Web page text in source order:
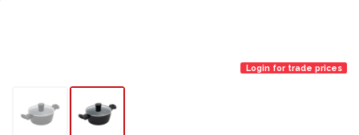
Login for trade prices